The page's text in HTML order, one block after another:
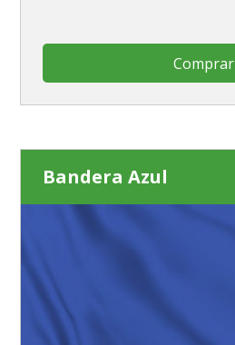
Comprar
Bandera Azul